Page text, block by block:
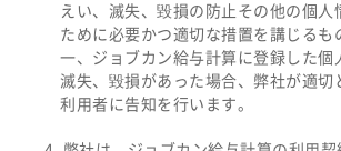
えい、滅失、毀損の防止その他の個人
ために必要かつ適切な措置を講じるも
一、ジョブカン給与計算に登録した個
滅失、毀損があった場合、弊社が適切
利用者に告知を行います。